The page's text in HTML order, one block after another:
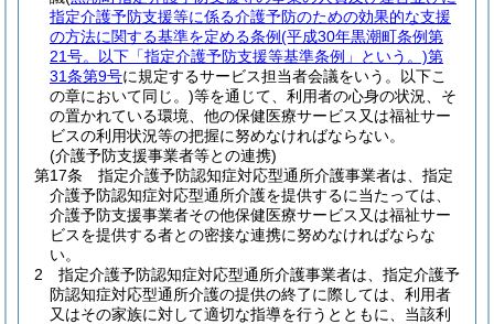
指定介護予防支援等に係る介護予防のための効果的な支援
の方法に関する基準を定める条例(平成30年黒潮町条例第
21号。以下「指定介護予防支援等基準条例」という。)第
31条第9号に規定するサービス担当者会議をいう。以下こ
の章において同じ。)等を通じて、利用者の心身の状況、そ
の置かれている環境、他の保健医療サービス又は福祉サー
ビスの利用状況等の把握に努めなければならない。
(介護予防支援事業者等との連携)
第17条
指定介護予防認知症対応型通所介護事業者は、指定
介護予防認知症対応型通所介護を提供するに当たっては、
介護予防支援事業者その他保健医療サービス又は福祉サー
ビスを提供する者との密接な連携に努めなければならな
い。
2
指定介護予防認知症対応型通所介護事業者は、指定介護予
防認知症対応型通所介護の提供の終了に際しては、利用者
又はその家族に対して適切な指導を行うとともに、当該利